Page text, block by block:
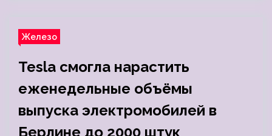
Железо
Tesla смогла нарастить
еженедельные объёмы
выпуска электромобилей в
Берлине до 2000 штук